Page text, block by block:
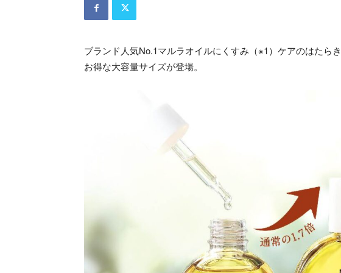
ブランド人気No.1マルラオイルにくすみ（※1）ケアのはたら
お得な大容量サイズが登場。